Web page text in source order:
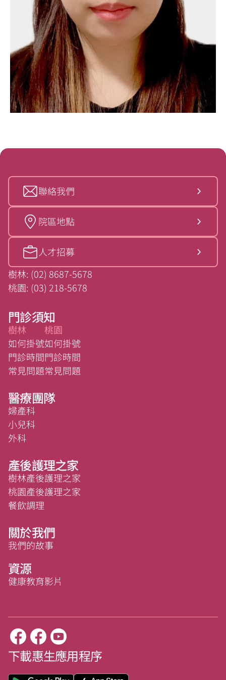
聯絡我們
院區地點
人才招募
樹林: (02) 8687-5678
桃園: (03) 218-5678
門診須知
樹林
如何掛號
門診時間
常見問題
桃園
如何掛號
門診時間
常見問題
醫療團隊
婦產科
小兒科
外科
產後護理之家
樹林產後護理之家
桃園產後護理之家
餐飲調理
關於我們
我們的故事
資源
健康教育影片
下載惠生應用程序